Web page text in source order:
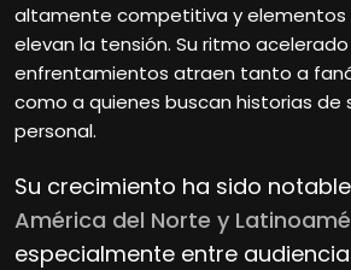
altamente competitiva y elementos
elevan la tensión. Su ritmo
enfrentamientos atraen tanto a
como a quienes buscan historias de
personal.
Su crecimiento ha sido
América del Norte y
especialmente entre